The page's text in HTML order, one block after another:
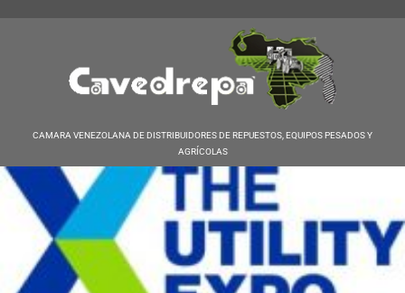
CAMARA VENEZOLANA DE DISTRIBUIDORES DE REPUESTOS, EQUIPOS PESADOS Y
AGRÍCOLAS